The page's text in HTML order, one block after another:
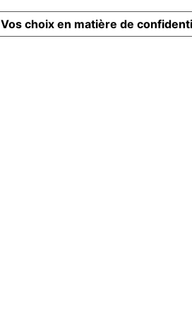
Vos choix en matière de